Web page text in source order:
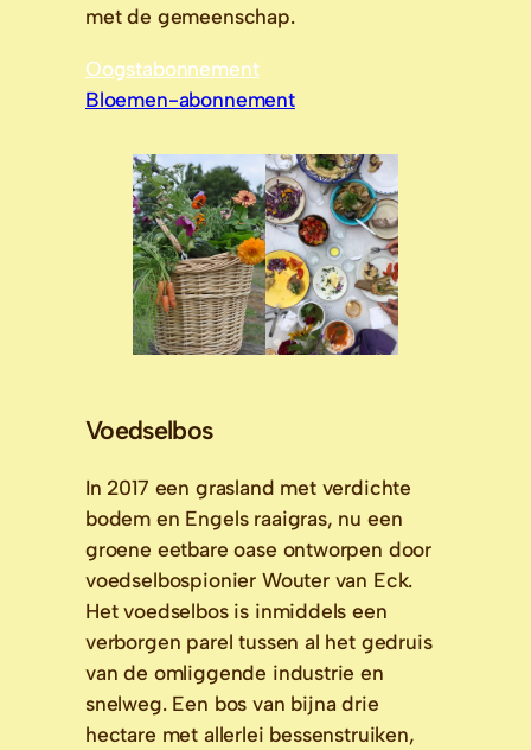
met de gemeenschap.
Oogstabonnement
Bloemen-abonnement
Voedselbos
In 2017 een grasland met verdichte
bodem en Engels raaigras, nu een
groene eetbare oase ontworpen door
voedselbospionier Wouter van Eck.
Het voedselbos is inmiddels een
verborgen parel tussen al het gedruis
van de omliggende industrie en
snelweg. Een bos van bijna drie
hectare met allerlei bessenstruiken,